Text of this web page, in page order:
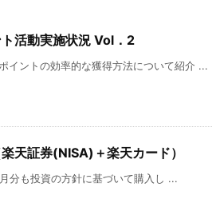
活動実施状況 Vol．2
イントの効率的な獲得方法について紹介 ...
天証券(NISA)＋楽天カード）
分も投資の方針に基づいて購入し ...